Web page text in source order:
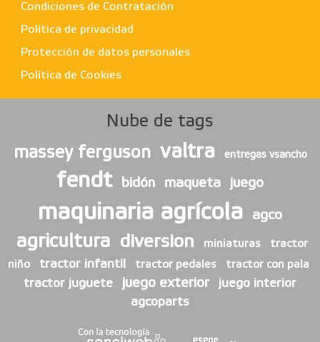
Condiciones de Contratación
Política de privacidad
Protección de datos personales
Política de Cookies
Nube de tags
massey ferguson
valtra entregas vsancho
fendt bidón maqueta juego
maquinaria agrícola agco
agricultura diversion miniaturas tractor
niño tractor infantil tractor pedales tractor con pala
tractor juguete juego exterior
juego interior
agcoparts